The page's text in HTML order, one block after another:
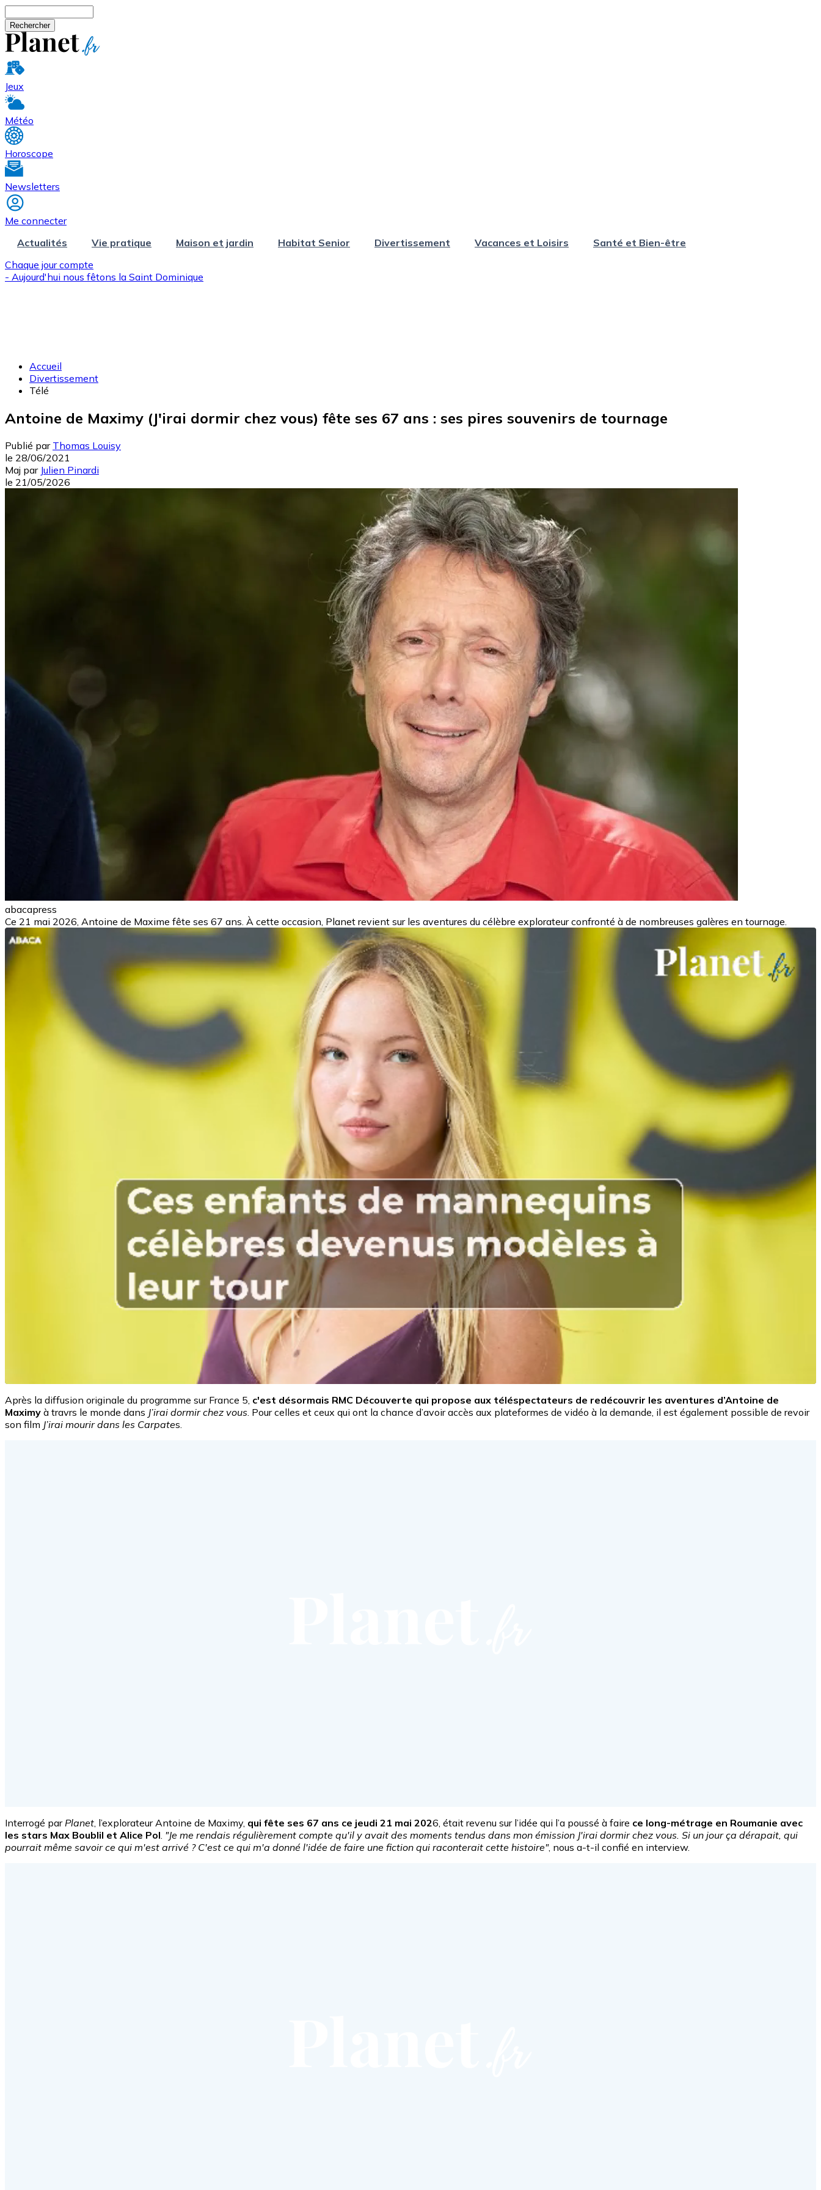
Jeux
Météo
Horoscope
Newsletters
Me connecter
Actualités
Vie pratique Maison et jardin Habitat Senior Divertissement Vacances et Loisirs
Santé et Bien-être
Chaque jour compte
- Aujourd'hui nous fêtons la Saint Dominique
Accueil
Divertissement
Télé
Antoine de Maximy (J'irai dormir chez vous) fête ses 67 ans : ses pires souvenirs de tournage
Publié par Thomas Louisy
le 28/06/2021
Maj par Julien Pinardi
le 21/05/2026
abacapress
Ce 21 mai 2026, Antoine de Maxime fête ses 67 ans. À cette occasion, Planet revient sur les aventures du célèbre explorateur confronté à de nombreuses galères en tournage.
Après la diffusion originale du programme sur France 5, c'est désormais RMC Découverte qui propose aux téléspectateurs de redécouvrir les aventures d’Antoine de
Maximy à travrs le monde dans J’irai dormir chez vous . Pour celles et ceux qui ont la chance d’avoir accès aux plateformes de vidéo à la demande, il est également possible de revoir
son film J’irai mourir dans les Carpates.
Interrogé par Planet , l’explorateur Antoine de Maximy, qui fête ses 67 ans ce jeudi 21 mai 2026, était revenu sur l’idée qui l’a poussé à faire ce long-métrage en Roumanie avec
les stars Max Boublil et Alice Pol "Je me rendais régulièrement compte qu'il y avait des moments tendus dans mon émission J'irai dormir chez vous. Si un jour ça dérapait, qui
pourrait même savoir ce qui m'est arrivé ? C'est ce qui m'a donné l'idée de faire une fiction qui raconterait cette histoire", nous a-t-il confié en interview.